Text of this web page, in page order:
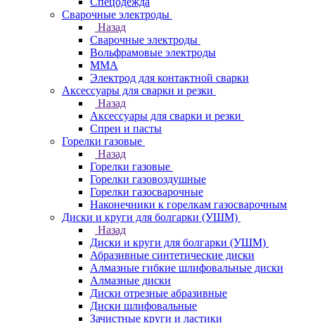
Сварочные электроды
Назад
Сварочные электроды
Вольфрамовые электроды
ММА
Электрод для контактной сварки
Аксессуары для сварки и резки
Назад
Аксессуары для сварки и резки
Спреи и пасты
Горелки газовые
Назад
Горелки газовые
Горелки газовоздушные
Горелки газосварочные
Наконечники к горелкам газосварочным
Диски и круги для болгарки (УШМ)
Назад
Диски и круги для болгарки (УШМ)
Абразивные синтетические диски
Алмазные гибкие шлифовальные диски
Алмазные диски
Диски отрезные абразивные
Диски шлифовальные
Зачистные круги и ластики